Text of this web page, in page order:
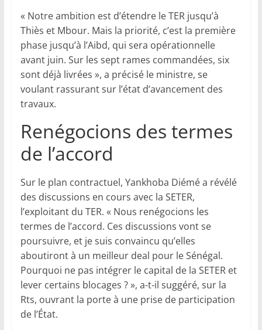
« Notre ambition est d’étendre le TER jusqu’à
Thiès et Mbour. Mais la priorité, c’est la première
phase jusqu’à l’Aibd, qui sera opérationnelle
avant juin. Sur les sept rames commandées, six
sont déjà livrées », a précisé le ministre, se
voulant rassurant sur l’état d’avancement des
travaux.
Renégocions des termes
de l’accord
Sur le plan contractuel, Yankhoba Diémé a révélé
des discussions en cours avec la SETER,
l’exploitant du TER. « Nous renégocions les
termes de l’accord. Ces discussions vont se
poursuivre, et je suis convaincu qu’elles
aboutiront à un meilleur deal pour le Sénégal.
Pourquoi ne pas intégrer le capital de la SETER et
lever certains blocages ? », a-t-il suggéré, sur la
Rts, ouvrant la porte à une prise de participation
de l’État.